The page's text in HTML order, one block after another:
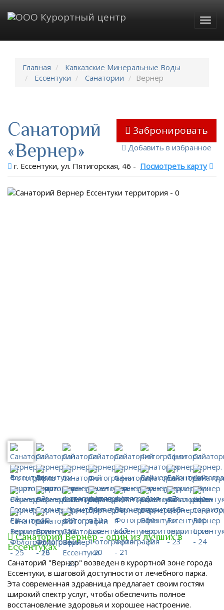
Главная
Кавказские Минеральные Воды
Ессентуки
Санатории Вернер
Забронировать
Добавить в избранное
Санаторий
«Вернер»
г. Ессентуки, ул. Пятигорская, 46 - Посмотреть карту
Санаторий Вернер - один из лучших в
Ессентуках
Санаторий "Вернер" возведен в курортной зоне города
Ессентуки, в шаговой доступности от лечебного парка.
Эта современная здравница предлагает своим гостям
широкий спектр услуг, чтобы обеспечить полное
восстановление здоровья и хорошее настроение.